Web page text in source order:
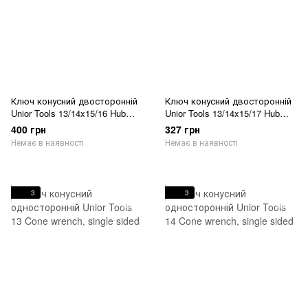
Ключ конусний двосторонній
Unior Tools 13/14x15/16 Hub
cone wrench
400 грн
Немає в наявності
Ключ конусний двосторонній
Unior Tools 13/14x15/17 Hub
cone wrench
327 грн
Немає в наявності
3 3